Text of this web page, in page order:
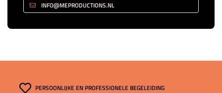
INFO@MEPRODUCTIONS.NL
PERSOONLIJKE EN PROFESSIONELE BEGELEIDING